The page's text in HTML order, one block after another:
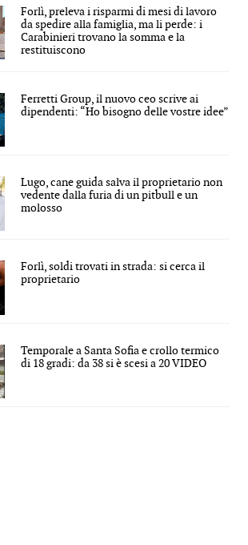
Forlì, preleva i risparmi di mesi di lavoro
da spedire alla famiglia, ma li perde: i
Carabinieri trovano la somma e la
restituiscono
Ferretti Group, il nuovo ceo scrive ai
dipendenti: “Ho bisogno delle vostre idee”
Lugo, cane guida salva il proprietario non
vedente dalla furia di un pitbull e un
molosso
Forlì, soldi trovati in strada: si cerca il
proprietario
Temporale a Santa Sofia e crollo termico
di 18 gradi: da 38 si è scesi a 20 VIDEO